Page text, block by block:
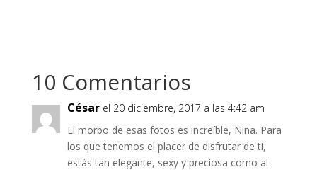
10 Comentarios
César el 20 diciembre, 2017 a las 4:42 am
El morbo de esas fotos es increíble, Nina. Para
los que tenemos el placer de disfrutar de ti,
estás tan elegante, sexy y preciosa como al